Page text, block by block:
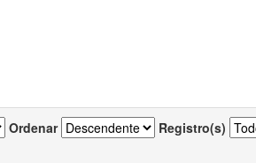
Ordenar Registro(s)